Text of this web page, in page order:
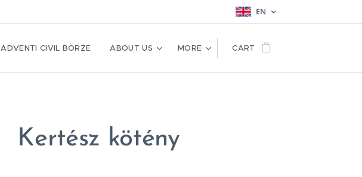
EN
ADVENTI CIVIL BÖRZE ABOUT US MORE CART
Kertész kötény